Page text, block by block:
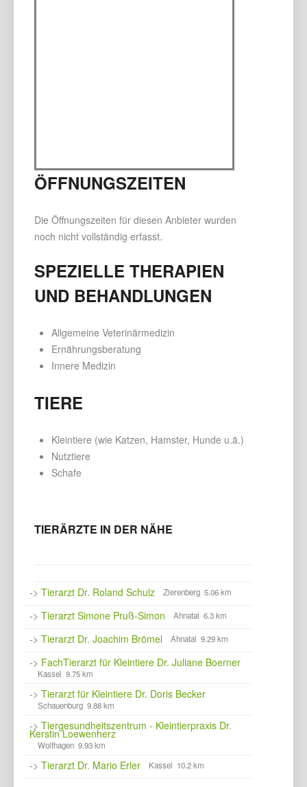
ÖFFNUNGSZEITEN
Die Öffnungszeiten für diesen Anbieter wurden
noch nicht vollständig erfasst.
SPEZIELLE THERAPIEN
UND BEHANDLUNGEN
Allgemeine Veterinärmedizin
Ernährungsberatung
Innere Medizin
TIERE
Kleintiere (wie Katzen, Hamster, Hunde u.ä.)
Nutztiere
Schafe
TIERÄRZTE IN DER NÄHE
-> Tierarzt Dr. Roland Schulz Zierenberg 5.06 km
-> Tierarzt Simone Pruß-Simon Ahnatal 6.3 km
-> Tierarzt Dr. Joachim Brömel Ahnatal 9.29 km
-> FachTierarzt für Kleintiere Dr. Juliane Boerner
Kassel 9.75 km
-> Tierarzt für Kleintiere Dr. Doris Becker
Schauenburg 9.88 km
-> Tiergesundheitszentrum - Kleintierpraxis Dr.
Kerstin Loewenherz
Wolfhagen 9.93 km
-> Tierarzt Dr. Mario Erler Kassel 10.2 km